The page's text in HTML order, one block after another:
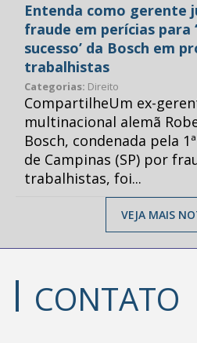
Entenda como gerente
fraude em perícias para
sucesso’ da Bosch em
trabalhistas
Categorias: Direito
CompartilheUm ex-
multinacional alemã
Bosch, condenada pela
de Campinas (SP) por
trabalhistas, foi...
VEJA MAIS
CONTATO